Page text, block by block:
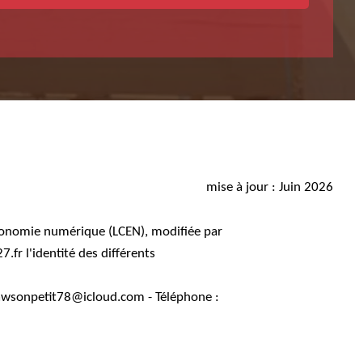
mise à jour : Juin 2026
numérique (LCEN), modifiée par
l'identité des différents
- Téléphone :